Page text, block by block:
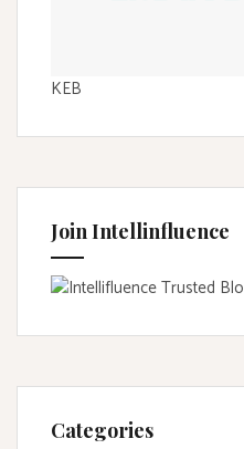
KEB
Join Intellinfluence
Categories